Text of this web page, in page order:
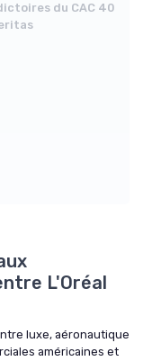
du CAC 40
L'Oréal
luxe, aéronautique
américaines et